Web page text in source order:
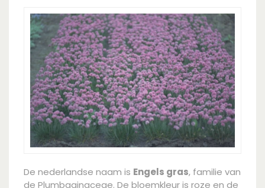
De nederlandse naam is Engels gras, familie van
de Plumbaginaceae. De bloemkleur is roze en de